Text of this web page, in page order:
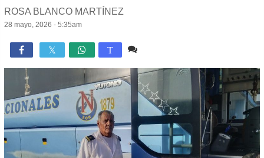
ROSA BLANCO MARTÍNEZ
28 mayo, 2026 - 5:35am
 T